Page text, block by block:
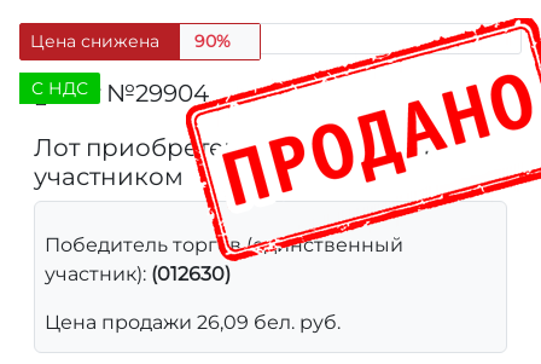
Цена снижена 90%
C НДС
Лот №29904 236
Лот приобретен единственным
участником
Победитель торгов (единственный
участник): (012630)
Цена продажи 26,09 бел. руб.